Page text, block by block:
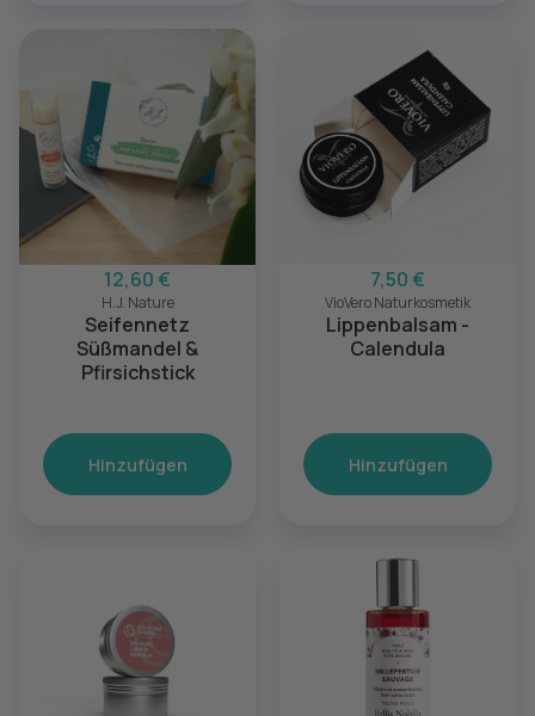
12,60 €
H.J. Nature
Seifennetz
Süßmandel &
Pfirsichstick
Hinzufügen
7,50 €
VioVero Naturkosmetik
Lippenbalsam -
Calendula
Hinzufügen